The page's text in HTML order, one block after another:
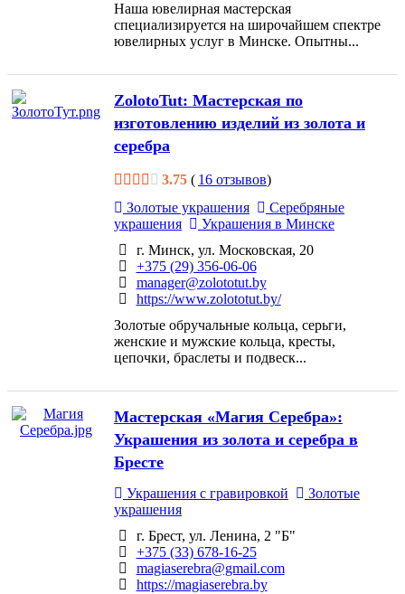
Наша ювелирная мастерская
специализируется на широчайшем спектре
ювелирных услуг в Минске. Опытны...
ZolotoTut: Мастерская по
изготовлению изделий из золота и
серебра
3.75 ( 16 отзывов)
Золотые украшения
Серебряные
украшения
Украшения в Минске
г. Минск, ул. Московская, 20
+375 (29) 356-06-06
manager@zolototut.by
https://www.zolototut.by/
Золотые обручальные кольца, серьги,
женские и мужские кольца, кресты,
цепочки, браслеты и подвеск...
Мастерская «Магия Серебра»:
Украшения из золота и серебра в
Бресте
Украшения с гравировкой
Золотые
украшения
г. Брест, ул. Ленина, 2 "Б"
+375 (33) 678-16-25
magiaserebra@gmail.com
https://magiaserebra.by